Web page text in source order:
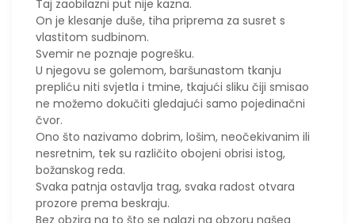
Taj zaobilazni put nije kazna.
On je klesanje duše, tiha priprema za susret s
vlastitom sudbinom.
​Svemir ne poznaje pogrešku.
U njegovu se golemom, baršunastom tkanju
prepliću niti svjetla i tmine, tkajući sliku čiji smisao
ne možemo dokučiti gledajući samo pojedinačni
čvor.
​Ono što nazivamo dobrim, lošim, neočekivanim ili
nesretnim, tek su različito obojeni obrisi istog,
božanskog reda.
Svaka patnja ostavlja trag, svaka radost otvara
prozore prema beskraju.
Bez obzira na to što se nalazi na obzoru našeg